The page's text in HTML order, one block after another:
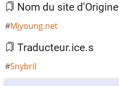
Nom du site d'Origine
Mjyoung.net
Traducteur.ice.s
Snybril